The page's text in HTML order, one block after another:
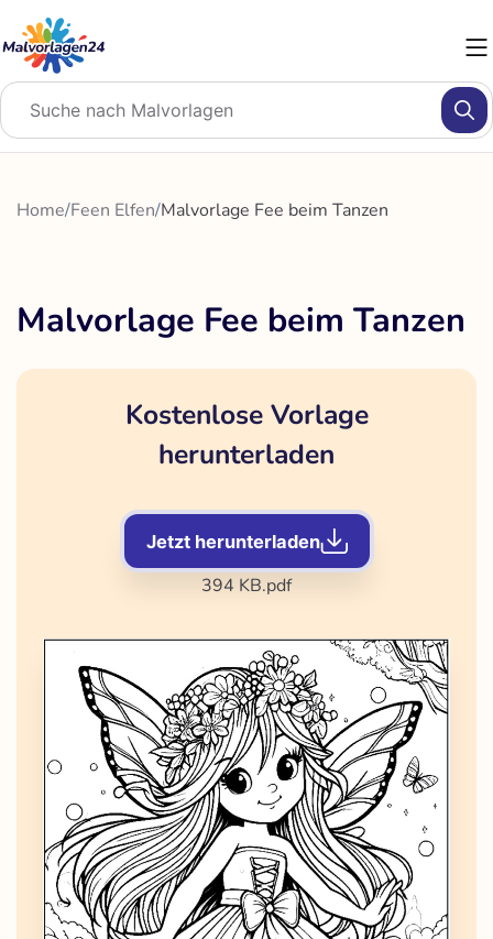
Inhalt
springen
Home/Feen Elfen/Malvorlage Fee beim Tanzen
Malvorlage Fee beim Tanzen
Kostenlose Vorlage
herunterladen
Jetzt herunterladen
394 KB.pdf